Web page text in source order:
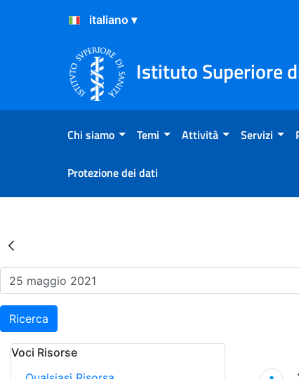
Salta al Contenuto
Salta al Footer
Istituto Superiore
Chi siamo Temi Attività Servizi
Protezione dei dati
Risultati della Ricerca -
Ricerca
Voci Risorse
Ricerca